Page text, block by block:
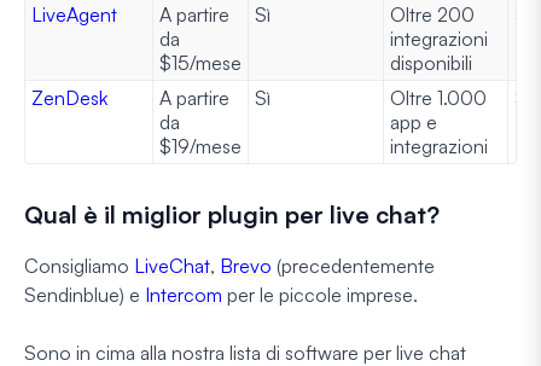
LiveAgent
A partire
da
$15/mese
Sì
Oltre 200
integrazioni
disponibili
Sì
ZenDesk
A partire
da
$19/mese
Sì
Oltre 1.000
app e
integrazioni
Sì
Qual è il miglior plugin per live chat?
Consigliamo LiveChat, Brevo (precedentemente
Sendinblue) e Intercom per le piccole imprese.
Sono in cima alla nostra lista di software per live chat